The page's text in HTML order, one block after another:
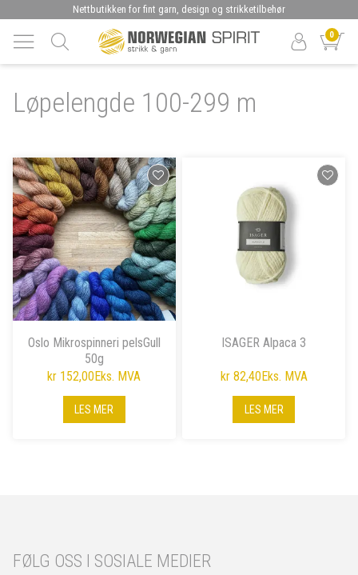
Nettbutikken for fint garn, design og strikketilbehør
0
Løpelengde 100-299 m
Oslo Mikrospinneri pelsGull
50g
kr 152,00Eks. MVA
LES MER
ISAGER Alpaca 3
kr 82,40Eks. MVA
LES MER
FØLG OSS I SOSIALE MEDIER